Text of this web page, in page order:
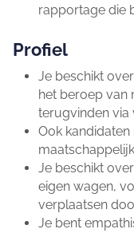
rapportage die
Profiel
Je beschikt
het beroep van
terugvinden via
Ook
Je beschikt
eigen wagen,
verplaatsen
Je bent